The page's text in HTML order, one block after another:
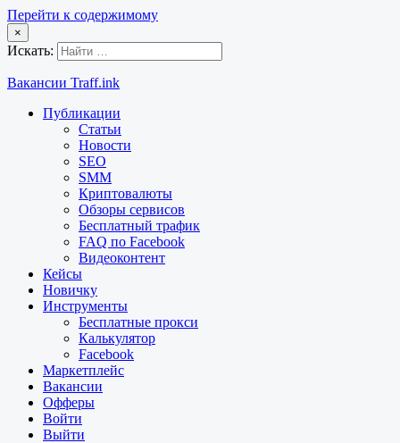
Перейти к содержимому
×
Искать:
Вакансии Traff.ink
Публикации
Статьи
Новости
SEO
SMM
Криптовалюты
Обзоры сервисов
Бесплатный трафик
FAQ по Facebook
Видеоконтент
Кейсы
Новичку
Инструменты
Бесплатные прокси
Калькулятор
Facebook
Маркетплейс
Вакансии
Офферы
Войти
Выйти